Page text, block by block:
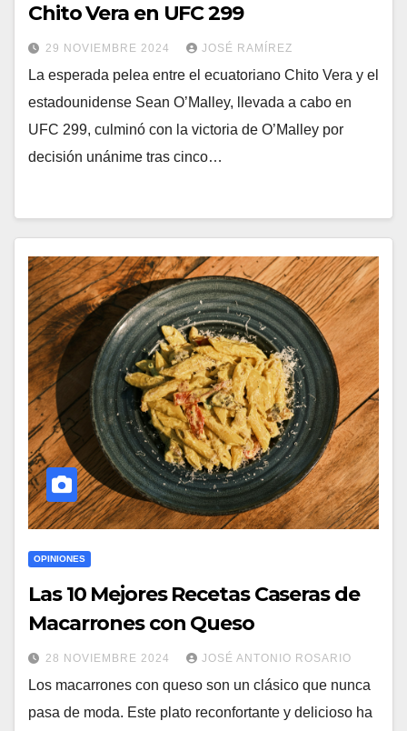
Chito Vera en UFC 299
29 NOVIEMBRE 2024 JOSÉ RAMÍREZ
La esperada pelea entre el ecuatoriano Chito Vera y el
estadounidense Sean O’Malley, llevada a cabo en
UFC 299, culminó con la victoria de O’Malley por
decisión unánime tras cinco…
OPINIONES
Las 10 Mejores Recetas Caseras de
Macarrones con Queso
28 NOVIEMBRE 2024 JOSÉ ANTONIO ROSARIO
Los macarrones con queso son un clásico que nunca
pasa de moda. Este plato reconfortante y delicioso ha